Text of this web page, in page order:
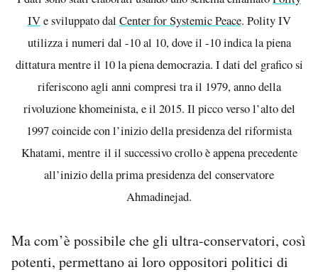
IVe sviluppato dal Center for Systemic Peace. Polity IV
utilizza i numeri dal -10 al 10, dove il -10 indica la piena
dittatura mentre il 10 la piena democrazia. I dati del grafico si
riferiscono agli anni compresi tra il 1979, anno della
rivoluzione khomeinista, e il 2015. Il picco verso l’alto del
1997 coincide con l’inizio della presidenza del riformista
Khatami, mentre il il successivo crollo è appena precedente
all’inizio della prima presidenza del conservatore
Ahmadinejad.
Ma com’è possibile che gli ultra-conservatori, così
potenti, permettano ai loro oppositori politici di